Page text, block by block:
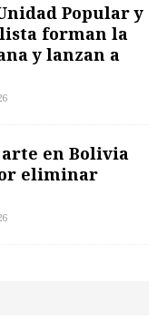
Popular y
forman la
y lanzan a
en Bolivia
eliminar